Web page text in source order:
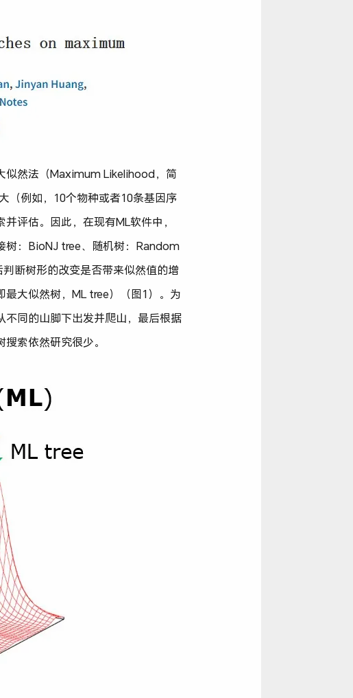
似然法（Maximum Likelihood，简
（例如，10个物种或者10条基因序
评估。因此，在现有ML软件中，
树：BioNJ tree、随机树：Random
断树形的改变是否带来似然值的增
大似然树，ML tree）（图1）。为
同的山脚下出发并爬山，最后根据
索依然研究很少。